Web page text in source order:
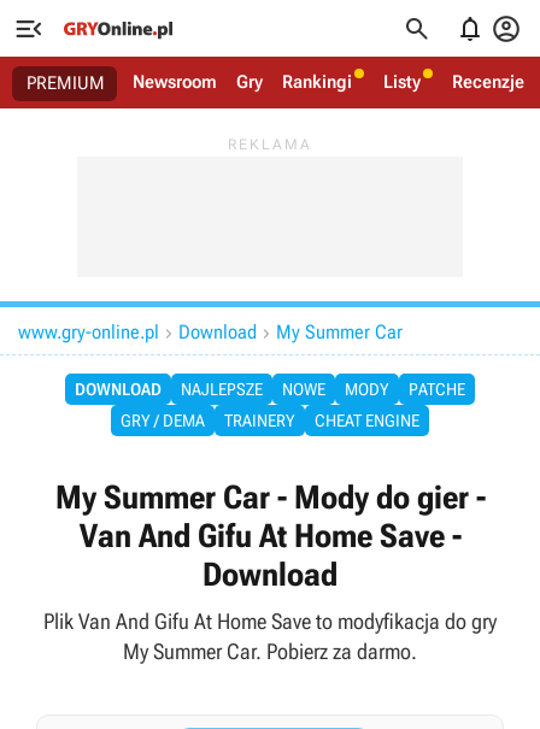
   
PREMIUM Newsroom Gry Rankingi Listy Recenzje
www.gry-online.pl  Download  My Summer Car
DOWNLOAD NAJLEPSZE NOWE MODY
PATCHE
GRY / DEMA
TRAINERY CHEAT ENGINE
My Summer Car - Mody do gier -
Van And Gifu At Home Save -
Download
Plik Van And Gifu At Home Save to modyfikacja do gry
My Summer Car. Pobierz za darmo.